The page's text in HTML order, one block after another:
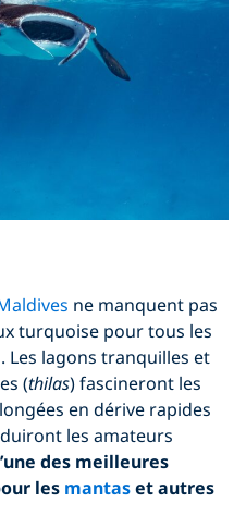
ne manquent pas
turquoise pour tous les
. Les lagons tranquilles et
(thilas) fascineront les
en dérive rapides
les amateurs
des meilleures
les mantaset autres